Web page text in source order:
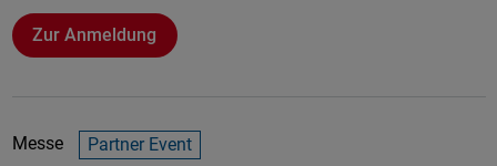
Zur Anmeldung
Messe Partner Event